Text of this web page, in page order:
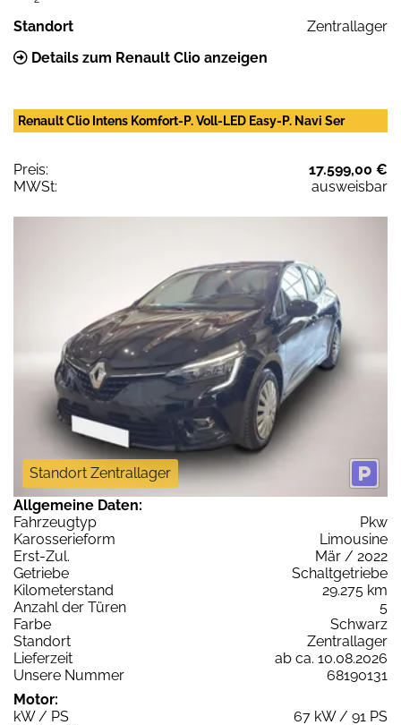
Standort
Zentrallager
Details zum Renault Clio anzeigen
Renault Clio Intens Komfort-P. Voll-LED Easy-P. Navi Ser
Preis:
17.599,00 €
MWSt:
ausweisbar
Standort Zentrallager
Allgemeine Daten:
Fahrzeugtyp
Pkw
Karosserieform
Limousine
Erst-Zul.
Mär / 2022
Getriebe
Schaltgetriebe
Kilometerstand
29.275 km
Anzahl der Türen
5
Farbe
Schwarz
Standort
Zentrallager
Lieferzeit
ab ca. 10.08.2026
Unsere Nummer
68190131
Motor:
kW / PS
67 kW / 91 PS